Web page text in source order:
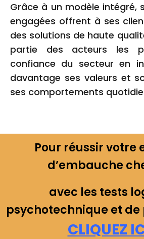
Grâce à un modèle intégré,
engagées offrent à ses
des solutions de haute
partie des acteurs les
confiance du secteur en
davantage ses valeurs et
ses comportements
Pour réussir votre
d’embauche
avec les tests
psychotechnique et
CLIQUEZ